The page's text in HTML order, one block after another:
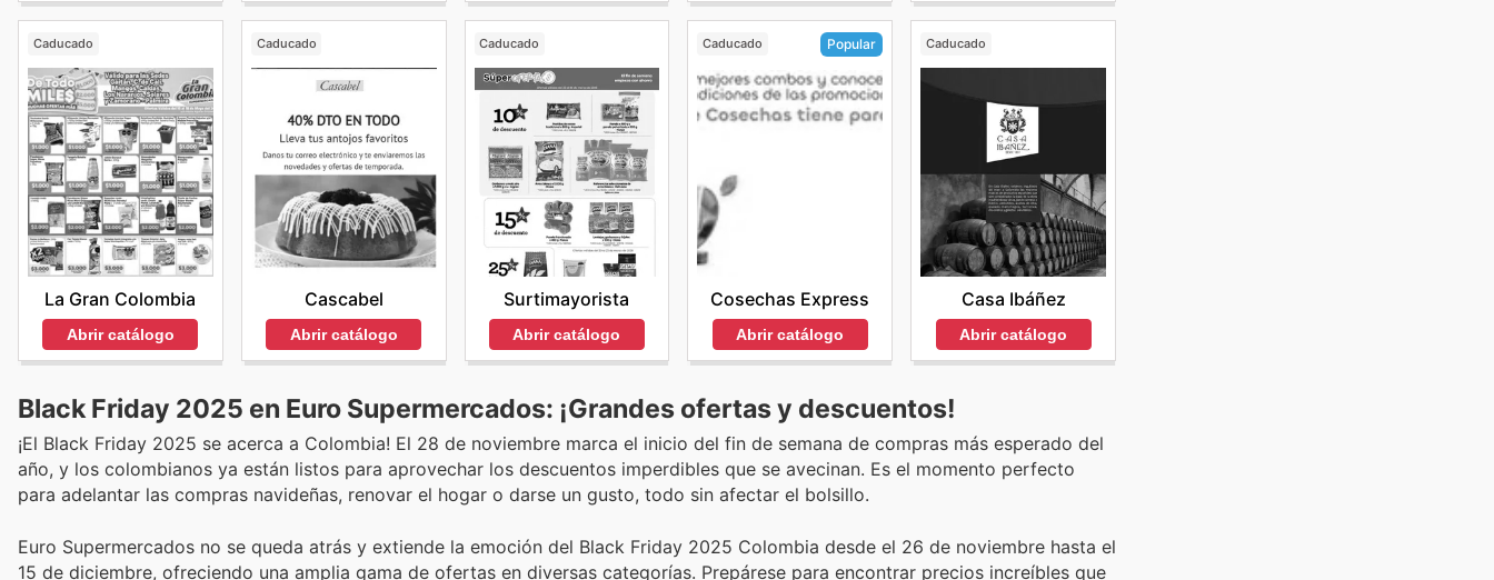
Caducado
La Gran Colombia
Abrir catálogo
Caducado
Cascabel
Abrir catálogo
Caducado
Surtimayorista
Abrir catálogo
Caducado Popular
Cosechas Express
Abrir catálogo
Caducado
Casa Ibáñez
Abrir catálogo
Black Friday 2025 en Euro Supermercados: ¡Grandes ofertas y descuentos!
¡El Black Friday 2025 se acerca a Colombia! El 28 de noviembre marca el inicio del fin de semana de compras más esperado del
año, y los colombianos ya están listos para aprovechar los descuentos imperdibles que se avecinan. Es el momento perfecto
para adelantar las compras navideñas, renovar el hogar o darse un gusto, todo sin afectar el bolsillo.
Euro Supermercados no se queda atrás y extiende la emoción del Black Friday 2025 Colombia desde el 26 de noviembre hasta el
15 de diciembre, ofreciendo una amplia gama de ofertas en diversas categorías. Prepárese para encontrar precios increíbles que